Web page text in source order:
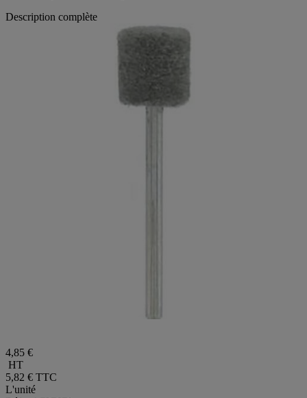
Description complète
4,85 €
HT
5,82 € TTC
L'unité